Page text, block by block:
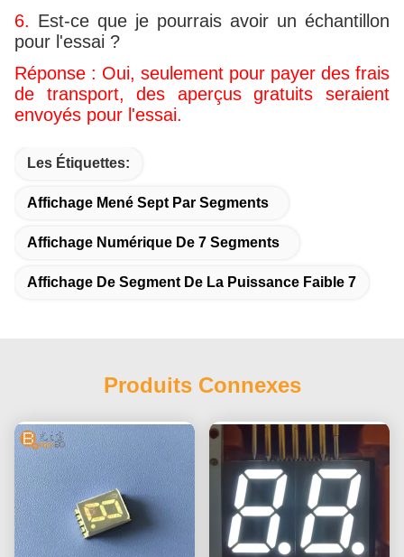
6. Est-ce que je pourrais avoir un échantillon
pour l'essai ?
Réponse : Oui, seulement pour payer des frais
de transport, des aperçus gratuits seraient
envoyés pour l'essai.
Les Étiquettes:
Affichage Mené Sept Par Segments
Affichage Numérique De 7 Segments
Affichage De Segment De La Puissance Faible 7
Produits Connexes